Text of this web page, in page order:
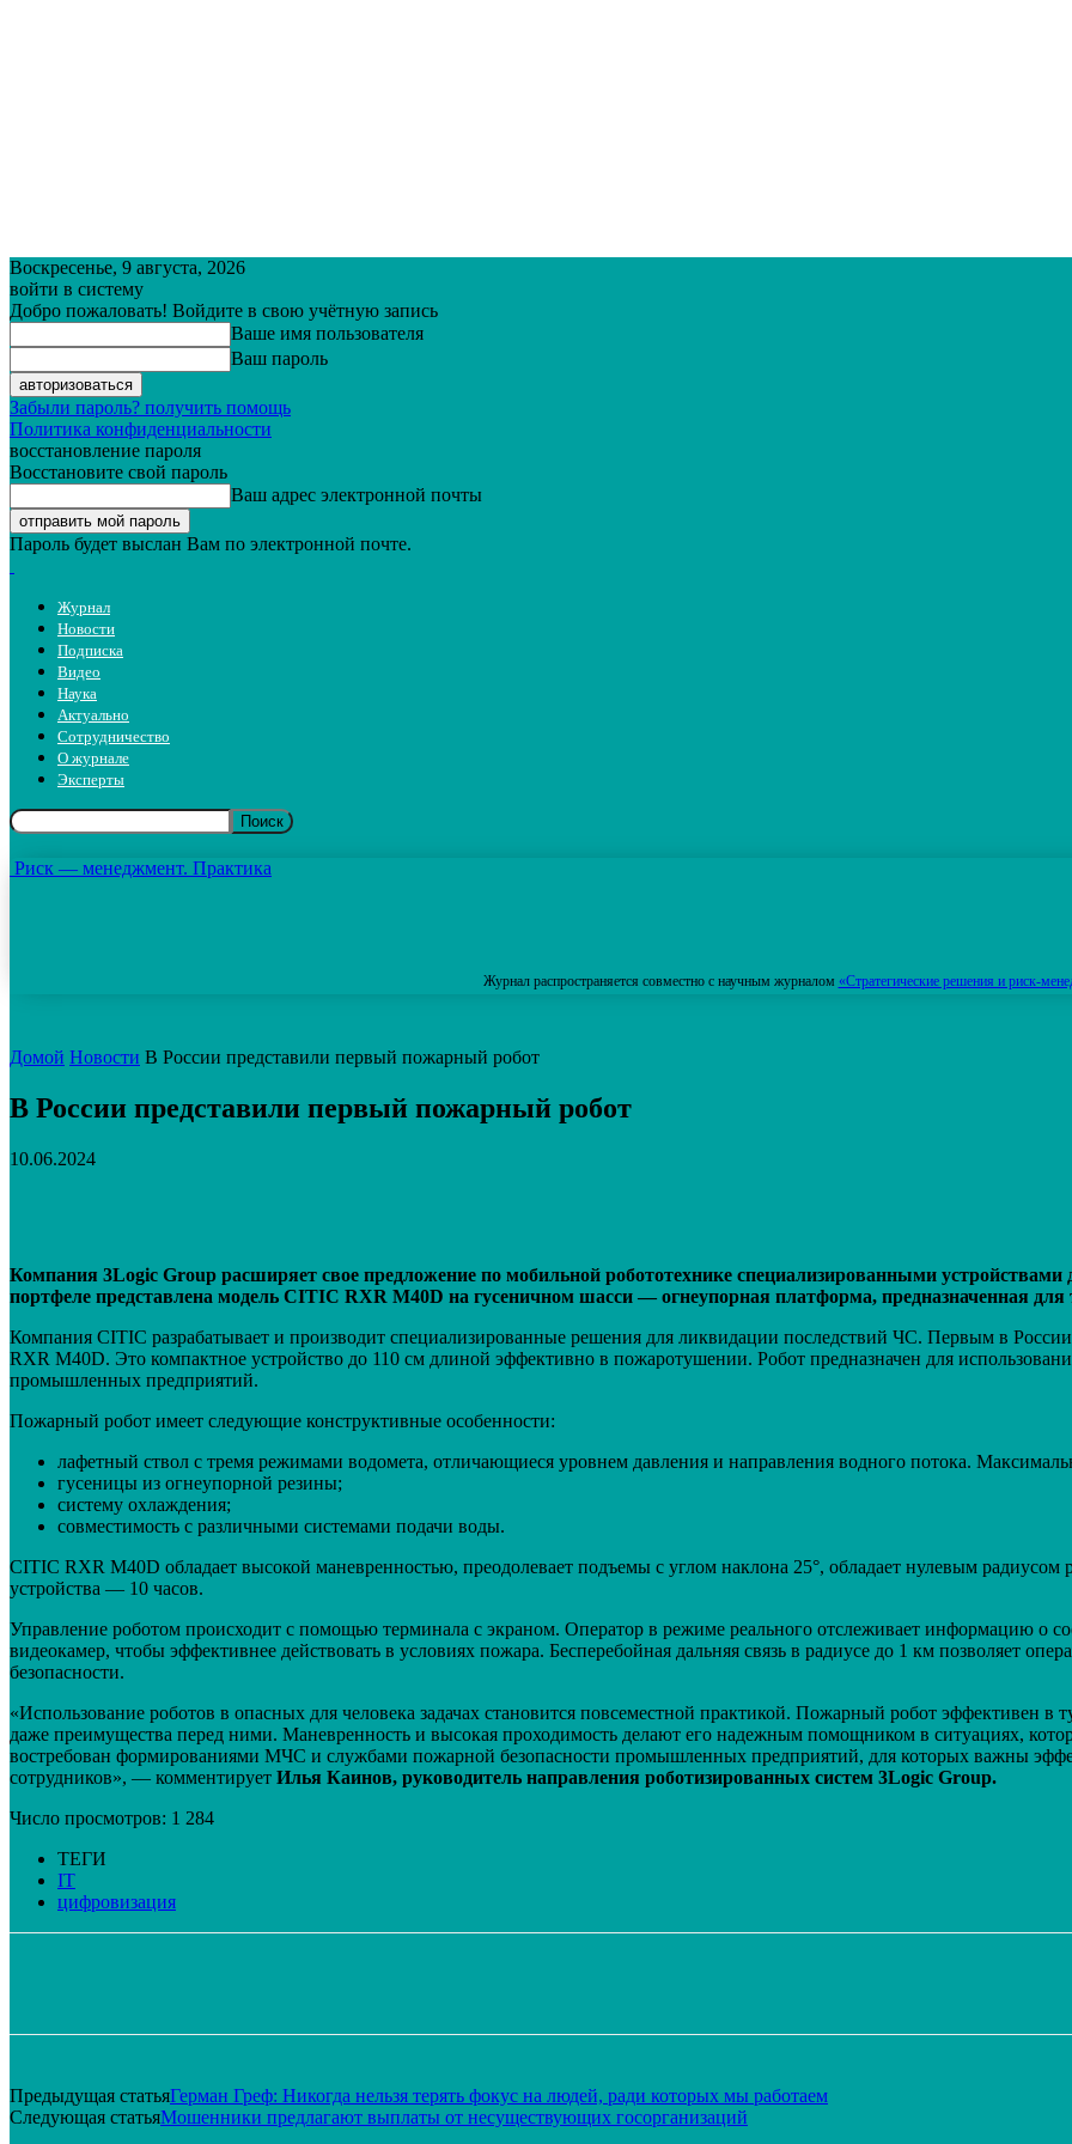
Воскресенье, 9 августа, 2026
войти в систему
Добро пожаловать! Войдите в свою учётную запись
Ваше имя пользователя
Ваш пароль
Забыли пароль? получить помощь
Политика конфиденциальности
восстановление пароля
Восстановите свой пароль
Ваш адрес электронной почты
Пароль будет выслан Вам по электронной почте.
Журнал
Новости
Подписка
Видео
Наука
Актуально
Сотрудничество
О журнале
Эксперты
Риск — менеджмент. Практика
Журнал распространяется совместно с научным журналом «Стратегические решения и риск-
Домой Новости В России представили первый пожарный робот
В России представили первый пожарный робот
10.06.2024
Компания 3Logic Group расширяет свое предложение по мобильной робототехнике специализированными
портфеле представлена модель CITIC RXR M40D на гусеничном шасси — огнеупорная платформа, предназначенная
Компания CITIC разрабатывает и производит специализированные решения для ликвидации последствий ЧС. Первым в
RXR M40D. Это компактное устройство до 110 см длиной эффективно в пожаротушении. Робот предназначен для
промышленных предприятий.
Пожарный робот имеет следующие конструктивные особенности:
лафетный ствол с тремя режимами водомета, отличающиеся уровнем давления и направления водного потока.
гусеницы из огнеупорной резины;
систему охлаждения;
совместимость с различными системами подачи воды.
CITIC RXR M40D обладает высокой маневренностью, преодолевает подъемы с углом наклона 25°, обладает нулевым
устройства — 10 часов.
Управление роботом происходит с помощью терминала с экраном. Оператор в режиме реального отслеживает информацию о
видеокамер, чтобы эффективнее действовать в условиях пожара. Бесперебойная дальняя связь в радиусе до 1 км позволяет
безопасности.
«Использование роботов в опасных для человека задачах становится повсеместной практикой. Пожарный робот эффективен
даже преимущества перед ними. Маневренность и высокая проходимость делают его надежным помощником в ситуациях,
востребован формированиями МЧС и службами пожарной безопасности промышленных предприятий, для которых важны
сотрудников», — комментирует Илья Каинов, руководитель направления роботизированных систем 3Logic Group.
Число просмотров: 1 284
ТЕГИ
IT
цифровизация
Предыдущая статьяГерман Греф: Никогда нельзя терять фокус на людей, ради которых мы работаем
Следующая статьяМошенники предлагают выплаты от несуществующих госорганизаций